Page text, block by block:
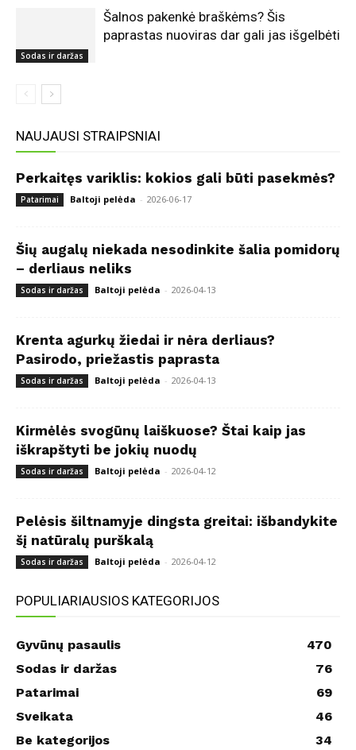
Sodas ir daržas
Šalnos pakenkė braškėms? Šis
paprastas nuoviras dar gali jas išgelbėti
NAUJAUSI STRAIPSNIAI
Perkaitęs variklis: kokios gali būti pasekmės?
Patarimai Baltoji pelėda - 2026-06-17
Šių augalų niekada nesodinkite šalia pomidorų
– derliaus neliks
Sodas ir daržas Baltoji pelėda - 2026-04-13
Krenta agurkų žiedai ir nėra derliaus?
Pasirodo, priežastis paprasta
Sodas ir daržas Baltoji pelėda - 2026-04-13
Kirmėlės svogūnų laiškuose? Štai kaip jas
iškrapštyti be jokių nuodų
Sodas ir daržas Baltoji pelėda - 2026-04-12
Pelėsis šiltnamyje dingsta greitai: išbandykite
šį natūralų purškalą
Sodas ir daržas Baltoji pelėda - 2026-04-12
POPULIARIAUSIOS KATEGORIJOS
Gyvūnų pasaulis
470
Sodas ir daržas
76
Patarimai
69
Sveikata
46
Be kategorijos
34